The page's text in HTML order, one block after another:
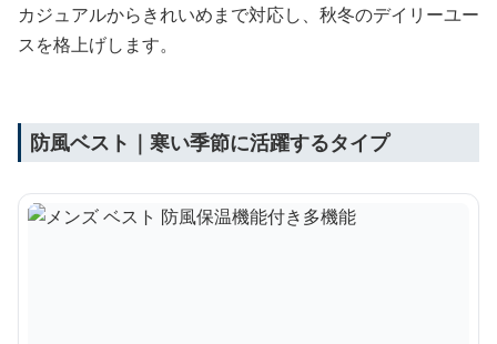
カジュアルからきれいめまで対応し、秋冬のデイリーユー
スを格上げします。
防風ベスト｜寒い季節に活躍するタイプ